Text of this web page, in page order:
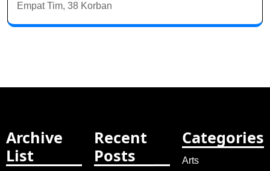
Empat Tim, 38 Korban
Archive
List
Recent
Posts
Categories
Arts